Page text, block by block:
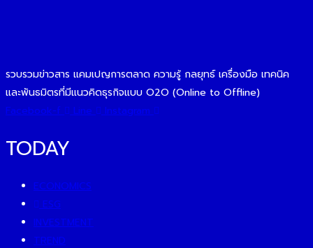
รวบรวมข่าวสาร แคมเปญการตลาด ความรู้ กลยุทธ์ เครื่องมือ เทคนิค
และพันธมิตรที่มีแนวคิดธุรกิจแบบ O2O (Online to Offline)
Facebook-f
Line Instagram
TODAY
ECONOMICS
ESG
INVESTMENT
TREND